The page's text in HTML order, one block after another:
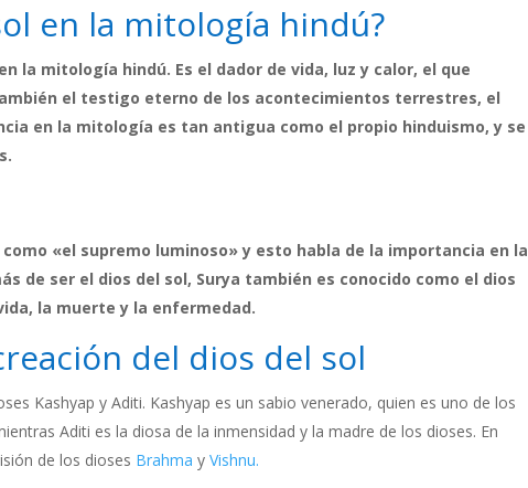
en la mitología hindú?
la mitología hindú. Es el dador de vida, luz y calor, el que
el testigo eterno de los acontecimientos terrestres, el
en la mitología es tan antigua como el propio hinduismo, y se
«el supremo luminoso» y esto habla de la importancia en la
de ser el dios del sol, Surya también es conocido como el dios
la muerte y la enfermedad.
del dios del sol
Kashyap y Aditi. Kashyap es un sabio venerado, quien es uno de los
Aditi es la diosa de la inmensidad y la madre de los dioses. En
de los dioses Brahma yVishnu.